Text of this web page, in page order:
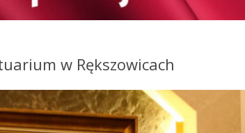
w Rększowicach